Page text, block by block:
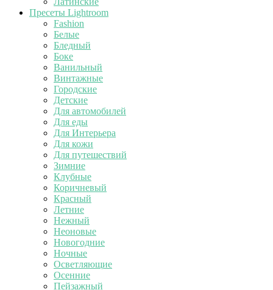
Пресеты Lightroom
Fashion
Белые
Бледный
Боке
Ванильный
Винтажные
Городские
Детские
Для автомобилей
Для еды
Для Интерьера
Для кожи
Для путешествий
Зимние
Клубные
Коричневый
Красный
Летние
Нежный
Неоновые
Новогодние
Ночные
Осветляющие
Осенние
Пейзажный